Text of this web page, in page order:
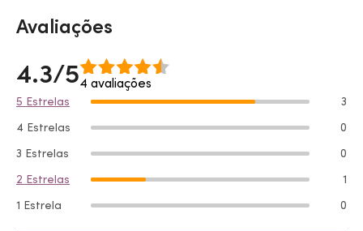
Avaliações
4.3/54 avaliações
5 Estrelas
3
4 Estrelas
0
3 Estrelas
0
2 Estrelas
1
1 Estrela
0